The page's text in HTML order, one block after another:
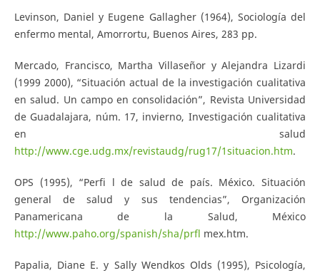
Levinson, Daniel y Eugene Gallagher (1964), Sociología del
enfermo mental, Amorrortu, Buenos Aires, 283 pp.
Mercado, Francisco, Martha Villaseñor y Alejandra Lizardi
(1999 2000), “Situación actual de la investigación cualitativa
en salud. Un campo en consolidación”, Revista Universidad
de Guadalajara, núm. 17, invierno, Investigación cualitativa
en salud
http://www.cge.udg.mx/revistaudg/rug17/1situacion.htm.
OPS (1995), “Perfi l de salud de país. México. Situación
general de salud y sus tendencias”, Organización
Panamericana de la Salud, México
http://www.paho.org/spanish/sha/prfl mex.htm.
Papalia, Diane E. y Sally Wendkos Olds (1995), Psicología,